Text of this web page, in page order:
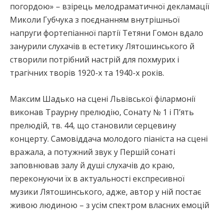
погордою» – взірець мелодраматичної декламації
Миколи Губчука з поєднанням внутрішньої
напруги фортепіанної партії Тетяни Гомон вдало
занурили слухачів в естетику Лятошинського й
створили потрібний настрій для похмурих і
трагічних творів 1920-х та 1940-х років.
Максим Шадько на сцені Львівської філармонії
виконав Траурну прелюдію, Сонату № 1 і П’ять
прелюдій, тв. 44, що становили серцевину
концерту. Самовіддача молодого піаніста на сцені
вражала, а потужний звук у Першій сонаті
заповнював залу й душі слухачів до краю,
переконуючи їх в актуальності експресивної
музики Лятошинського, адже, автор у ній постає
живою людиною – з усім спектром власних емоцій